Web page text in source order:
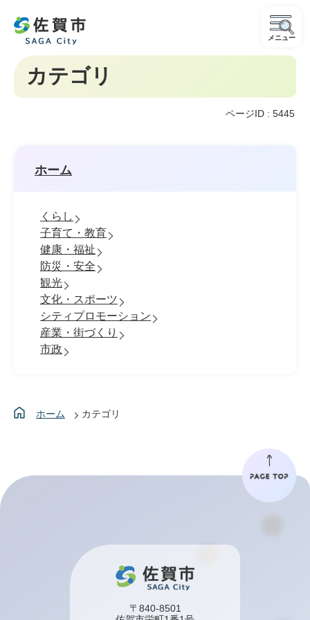
メニュー
カテゴリ
ページID : 5445
ホーム
くらし
子育て・教育
健康・福祉
防災・安全
観光
文化・スポーツ
シティプロモーション
産業・街づくり
市政
ホーム カテゴリ
〒840-8501